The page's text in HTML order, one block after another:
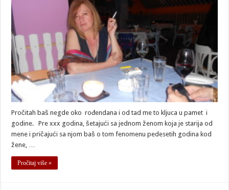
Pročitah baš negde oko rođendana i od tad me to kljuca u pamet i
godine. Pre xxx godina, šetajući sa jednom ženom koja je starija od
mene i pričajući sa njom baš o tom fenomenu pedesetih godina kod
žene, …
Pročitaj više »